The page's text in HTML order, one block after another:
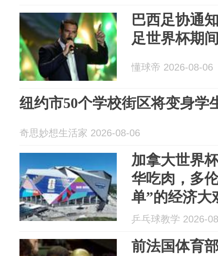
巴西足协通
足世界杯期
懂球帝 2026-08-06
纽约市50个学校街区将变身学
奇思妙想生活家 2026-08-06
加拿大世界
华吃肉，多
单”的经济大
乒乓球教学 2026-
前法国体育